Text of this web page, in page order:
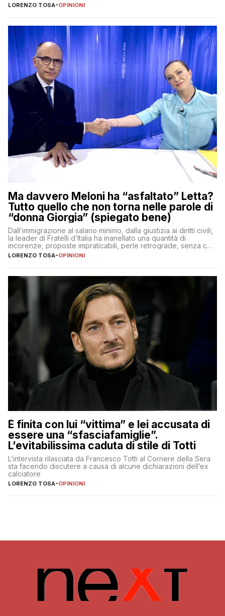
LORENZO TOSA-OPINIONI
Ma davvero Meloni ha “asfaltato” Letta?
Tutto quello che non torna nelle parole di
“donna Giorgia” (spiegato bene)
Dall’immigrazione al salario minimo, dalla giustizia ai diritti civili,
la leader di Fratelli d’Italia ha inanellato una quantità di
incorenze, proposte impraticabili, perle retrograde, senza che
nessuno – a destra come a sinistra – glielo abbia fatto notare
LORENZO TOSA-OPINIONI
È finita con lui “vittima” e lei accusata di
essere una “sfasciafamiglie”.
L’evitabilissima caduta di stile di Totti
L’intervista rilasciata da Francesco Totti al Corriere della Sera
sta facendo discutere a causa di alcune dichiarazioni dell’ex
calciatore
LORENZO TOSA-OPINIONI